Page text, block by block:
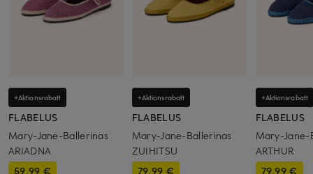
+Aktionsrabatt
FLABELUS
Mary-Jane-Ballerinas
ARIADNA
59,99 €
+Aktionsrabatt
FLABELUS
Mary-Jane-Ballerinas
ZUIHITSU
79,99 €
+Aktionsrabatt
FLABELUS
Mary-Jane-
ARTHUR
79,99 €